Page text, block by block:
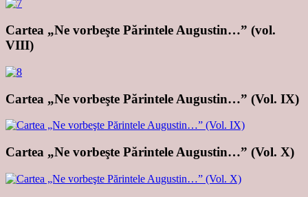
Cartea „Ne vorbeşte Părintele Augustin…” (vol.
VIII)
Cartea „Ne vorbeşte Părintele Augustin…” (Vol. IX)
Cartea „Ne vorbeşte Părintele Augustin…” (Vol. X)